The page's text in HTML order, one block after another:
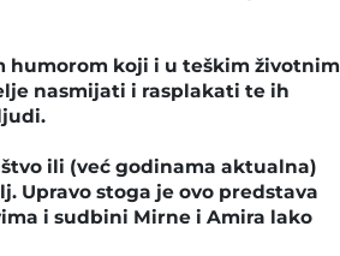
humorom koji i u teškim životnim
nasmijati i rasplakati te ih
ili (već godinama aktualna)
Upravo stoga je ovo predstava
i sudbini Mirne i Amira lako